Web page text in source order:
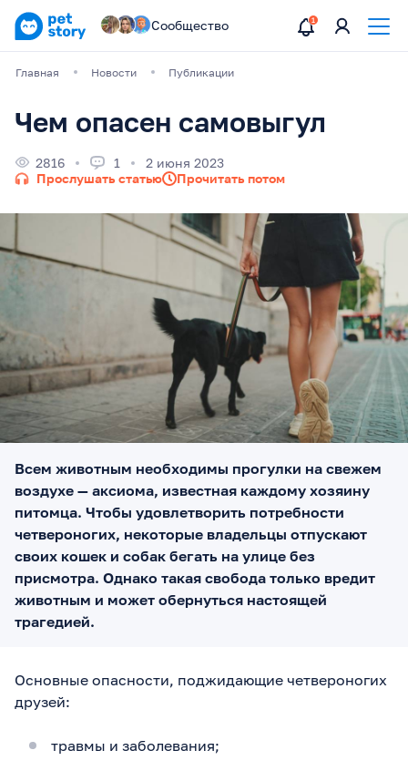
Сообщество
Главная Новости Публикации
Чем опасен самовыгул
2816 1
2 июня 2023
Прослушать статью
Прочитать потом
Всем животным необходимы прогулки на свежем
воздухе — аксиома, известная каждому хозяину
питомца. Чтобы удовлетворить потребности
четвероногих, некоторые владельцы отпускают
своих кошек и собак бегать на улице без
присмотра. Однако такая свобода только вредит
животным и может обернуться настоящей
трагедией.
Основные опасности, поджидающие четвероногих
друзей:
травмы и заболевания;